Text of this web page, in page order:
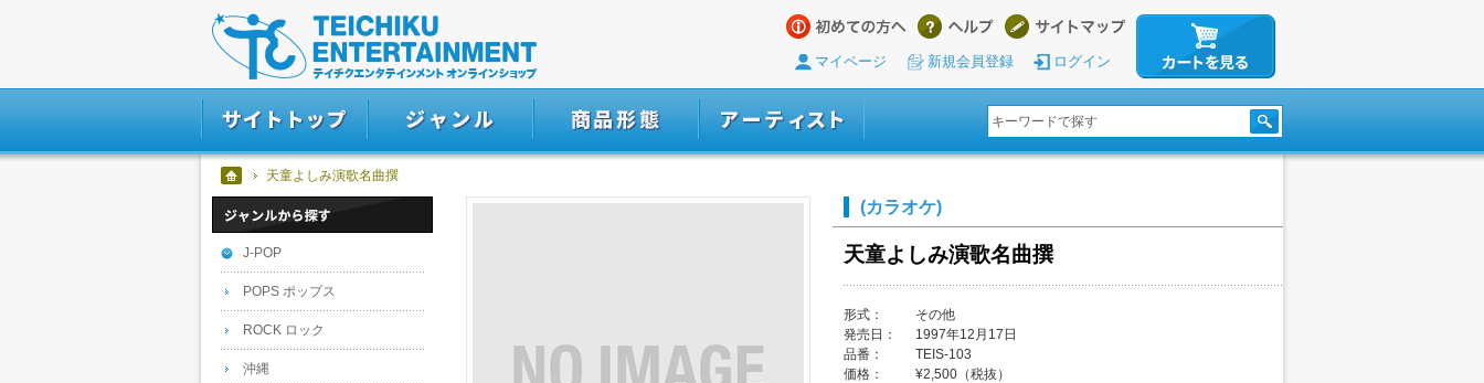
マイページ 新規会員登録 ログイン
天童よしみ演歌名曲撰
(カラオケ)
天童よしみ演歌名曲撰
形式：
その他
発売日：
1997年12月17日
品番：
TEIS-103
価格：
¥2,500（税抜）
J-POP
POPS ポップス
ROCK ロック
沖縄